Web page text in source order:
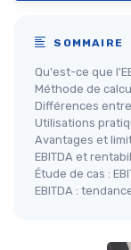
SOMMAIRE
Qu'est-ce que
Méthode de
Différences entre
Utilisations
Avantages et
EBITDA et
Étude de cas :
EBITDA :